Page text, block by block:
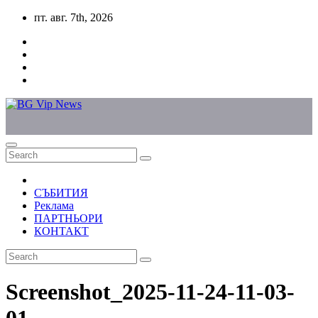
Skip
content
пт. авг. 7th, 2026
СЪБИТИЯ
Реклама
ПАРТНЬОРИ
КОНТАКТ
Screenshot_2025-11-24-11-03-